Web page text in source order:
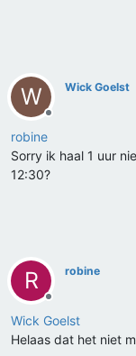
W
Offline
Wick Goelst
robine
Sorry ik haal 1 uur
12:30?
R
Offline
robine
Wick Goelst
Helaas dat het niet